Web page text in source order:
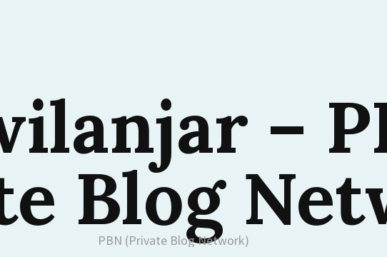
–
Blog
PBN (Private Blog Network)